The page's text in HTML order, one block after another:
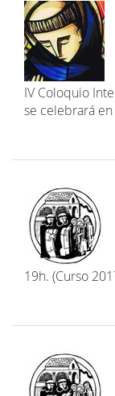
IV Coloquio
se celebrará
19h. (Curso